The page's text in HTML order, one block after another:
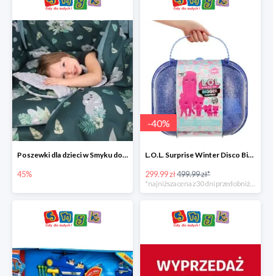
Poszewki dla dzieci w Smyku do -45%
45%
-40%
L.O.L. Surprise Winter Disco Bigger Surprise Zestaw laleczek w walizce -40%
299.99 zł499.99 zł*